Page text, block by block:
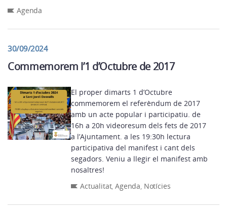
Agenda
30/09/2024
Commemorem l’1 d’Octubre de 2017
El proper dimarts 1 d’Octubre
commemorem el referèndum de 2017
amb un acte popular i participatiu. de
16h a 20h videoresum dels fets de 2017
a l’Ajuntament. a les 19:30h lectura
participativa del manifest i cant dels
segadors. Veniu a llegir el manifest amb
nosaltres!
Actualitat,Agenda, Notícies